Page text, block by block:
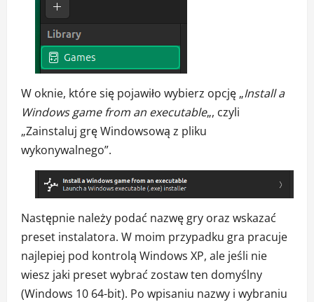
W oknie, które się pojawiło wybierz opcję „Install a
Windows game from an executable„, czyli
„Zainstaluj grę Windowsową z pliku
wykonywalnego”.
Następnie należy podać nazwę gry oraz wskazać
preset instalatora. W moim przypadku gra pracuje
najlepiej pod kontrolą Windows XP, ale jeśli nie
wiesz jaki preset wybrać zostaw ten domyślny
(Windows 10 64-bit). Po wpisaniu nazwy i wybraniu